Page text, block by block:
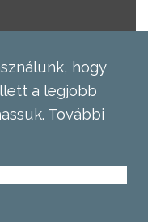
hogy
a legjobb
További